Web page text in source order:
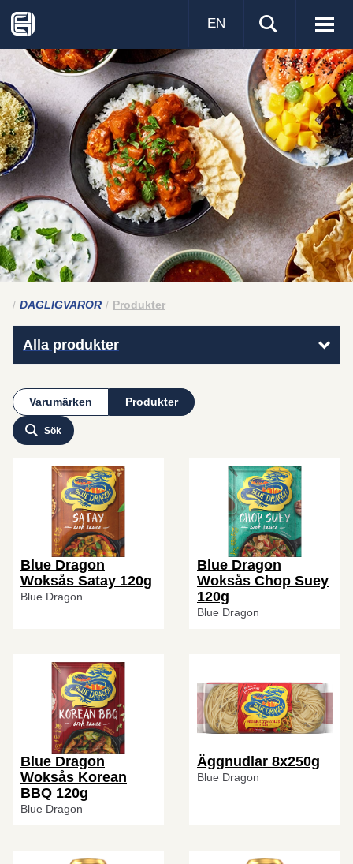
Visa
EN
DAGLIGVAROR Produkter
Alla produkter
Varumärken Produkter
Sök
Blue Dragon
Woksås Satay 120g
Blue Dragon
Blue Dragon
Woksås Chop Suey
120g
Blue Dragon
Blue Dragon
Woksås Korean
BBQ 120g
Blue Dragon
Äggnudlar 8x250g
Blue Dragon